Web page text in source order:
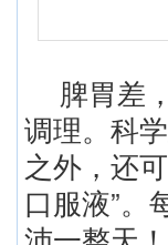
脾胃差
调理。科
之外，还
口服液”。